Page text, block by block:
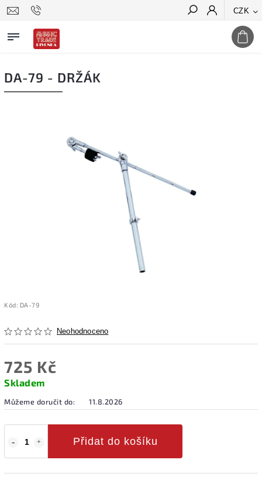
CZK
Hledat
DA-79 - DRŽÁK
Kód: DA-79
Neohodnoceno
725 Kč
Skladem
Můžeme doručit do: 11.8.2026
Přidat do košíku